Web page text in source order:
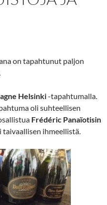
on tapahtunut paljon
Helsinki-tapahtumalla.
oli suhteellisen
Frédéric Panaïotisin
taivaallisen ihmeellistä.